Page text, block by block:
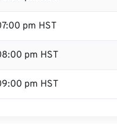
pm HST
pm HST
pm HST